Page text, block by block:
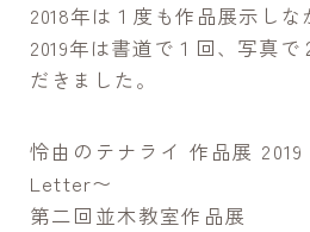
2018年は１度も作品展示しな
2019年は書道で１回、写真
だきました。
怜由のテナライ 作品展 2019
Letter〜
第二回並木教室作品展